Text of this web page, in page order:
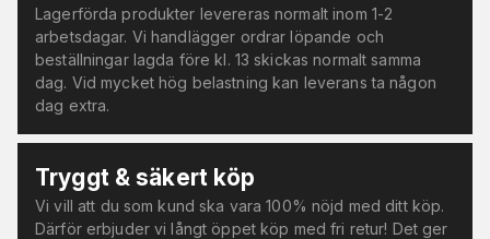
Lagerförda produkter levereras normalt inom 1-2
arbetsdagar. Vi handlägger ordrar löpande och
beställningar lagda före kl. 13 skickas normalt samma
dag. Vid mycket hög belastning kan leverans ta någon
dag extra.
Tryggt & säkert köp
Vi vill att du som kund ska vara 100% nöjd med ditt köp.
Därför erbjuder vi långt öppet köp med fri retur! Det ger